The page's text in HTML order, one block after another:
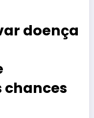
doença